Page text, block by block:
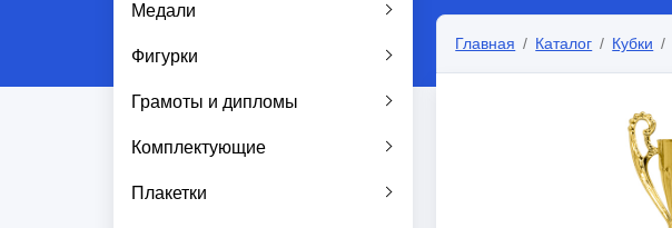
Медали
Фигурки
Грамоты и дипломы
Комплектующие
Плакетки
Главная Каталог Кубки